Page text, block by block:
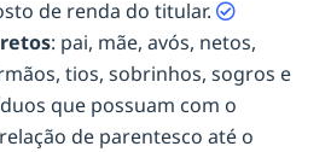
de renda do titular.
: pai, mãe, avós, netos,
tios, sobrinhos, sogros e
que possuam com o
de parentesco até o